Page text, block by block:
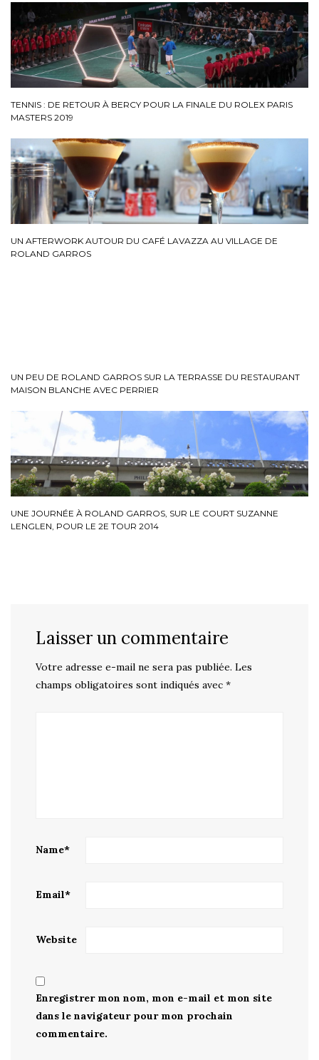
TENNIS : DE RETOUR À BERCY POUR LA FINALE DU ROLEX PARIS
MASTERS 2019
UN AFTERWORK AUTOUR DU CAFÉ LAVAZZA AU VILLAGE DE
ROLAND GARROS
UN PEU DE ROLAND GARROS SUR LA TERRASSE DU RESTAURANT
MAISON BLANCHE AVEC PERRIER
UNE JOURNÉE À ROLAND GARROS, SUR LE COURT SUZANNE
LENGLEN, POUR LE 2E TOUR 2014
Laisser un commentaire
Votre adresse e-mail ne sera pas publiée. Les
champs obligatoires sont indiqués avec *
Name*
Email*
Website
Enregistrer mon nom, mon e-mail et mon site
dans le navigateur pour mon prochain
commentaire.